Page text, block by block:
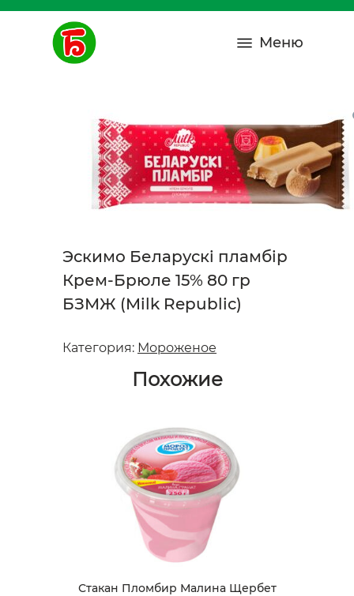
Меню
Эскимо Беларускi пламбiр
Крем-Брюле 15% 80 гр
БЗМЖ (Milk Republic)
Категория: Мороженое
Похожие
Стакан Пломбир Малина Щербет